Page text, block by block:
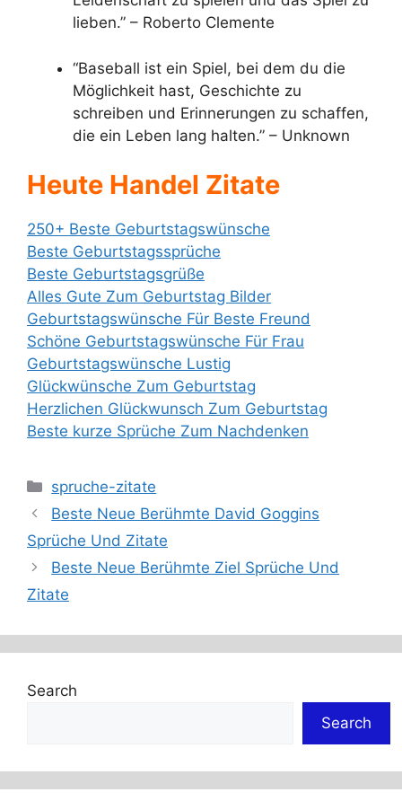
lieben.” – Roberto Clemente
“Baseball ist ein Spiel, bei dem du die
Möglichkeit hast, Geschichte zu
schreiben und Erinnerungen zu schaffen,
die ein Leben lang halten.” – Unknown
Heute Handel Zitate
250+ Beste Geburtstagswünsche
Beste Geburtstagssprüche
Beste Geburtstagsgrüße
Alles Gute Zum Geburtstag Bilder
Geburtstagswünsche Für Beste Freund
Schöne Geburtstagswünsche Für Frau
Geburtstagswünsche Lustig
Glückwünsche Zum Geburtstag
Herzlichen Glückwunsch Zum Geburtstag
Beste kurze Sprüche Zum Nachdenken
Categories
spruche-zitate
Beste Neue Berühmte David Goggins
Sprüche Und Zitate
Beste Neue Berühmte Ziel Sprüche Und
Zitate
Search
Search